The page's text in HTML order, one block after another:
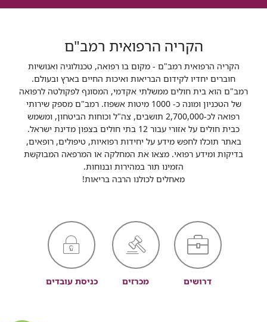
הקריה הרפואית רמב"ם
הקריה הרפואית רמב"ם - מקום בו רפואה, טכנולוגיה ואנושיות
חוברים יחדיו לקידום הבריאות ואיכות החיים בארץ ובעולם.
רמב"ם הוא בית חולים ממשלתי אקדמי, המסונף לפקולטה לרפואה
של הטכניון ומונה כ- 1000 מיטות אשפוז. רמב"ם מספק שירותי
רפואה לכ-2,700,000 תושבים, צה"ל וכוחות הביטחון, ומשמש
כבית חולים על אזורי עבור 12 בתי חולים בצפון מדינת ישראל.
באתר תוכלו לחפש מידע על יחידות רפואיות, טיפולים, רופאים,
בדיקות ומידע רפואי. מצאו את המחלקה או המרפאה המבוקשת
הזמינו תור במהירות ובנוחות.
מאחלים לכולנו הרבה בריאות!
דרושים מכרזים כניסת עובדים